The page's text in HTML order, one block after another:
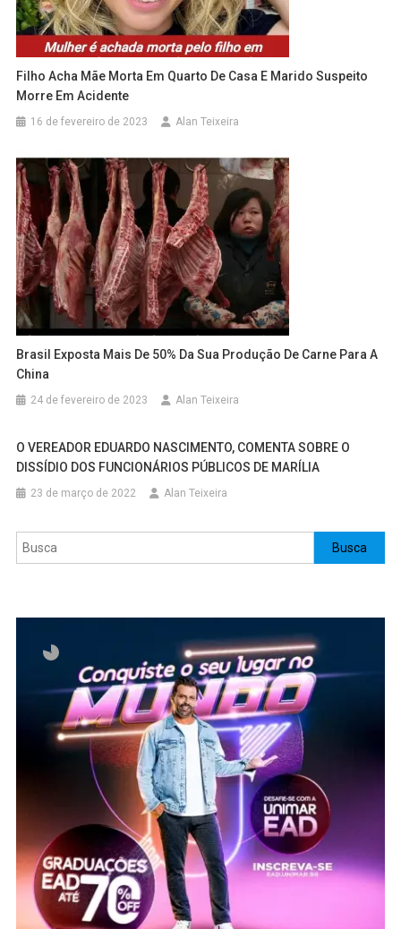
Filho Acha Mãe Morta Em Quarto De Casa E Marido Suspeito
Morre Em Acidente
16 de fevereiro de 2023 Alan Teixeira
Brasil Exposta Mais De 50% Da Sua Produção De Carne Para A
China
24 de fevereiro de 2023 Alan Teixeira
O VEREADOR EDUARDO NASCIMENTO, COMENTA SOBRE O
DISSÍDIO DOS FUNCIONÁRIOS PÚBLICOS DE MARÍLIA
23 de março de 2022 Alan Teixeira
Pesquisar Busca